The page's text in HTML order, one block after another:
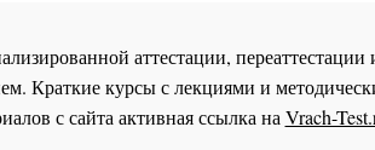
аттестации,
Краткие курсы с лекциями и
с сайта активная ссылка на Vrach-